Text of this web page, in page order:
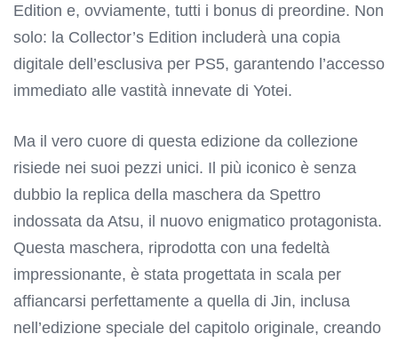
Edition e, ovviamente, tutti i bonus di preordine. Non
solo: la Collector’s Edition includerà una copia
digitale dell’esclusiva per PS5, garantendo l’accesso
immediato alle vastità innevate di Yotei.
Ma il vero cuore di questa edizione da collezione
risiede nei suoi pezzi unici. Il più iconico è senza
dubbio la replica della maschera da Spettro
indossata da Atsu, il nuovo enigmatico protagonista.
Questa maschera, riprodotta con una fedeltà
impressionante, è stata progettata in scala per
affiancarsi perfettamente a quella di Jin, inclusa
nell’edizione speciale del capitolo originale, creando